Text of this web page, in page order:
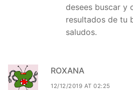
desees buscar y
resultados de tu
saludos.
ROXANA
12/12/2019 AT 02:25